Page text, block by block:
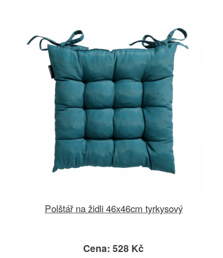
Polštář na židli 46x46cm tyrkysový
Cena: 528 Kč